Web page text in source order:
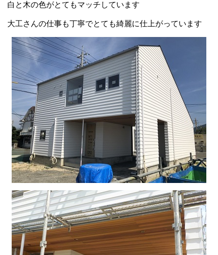
白と木の色がとてもマッチしています
大工さんの仕事も丁寧でとても綺麗に仕上がっています